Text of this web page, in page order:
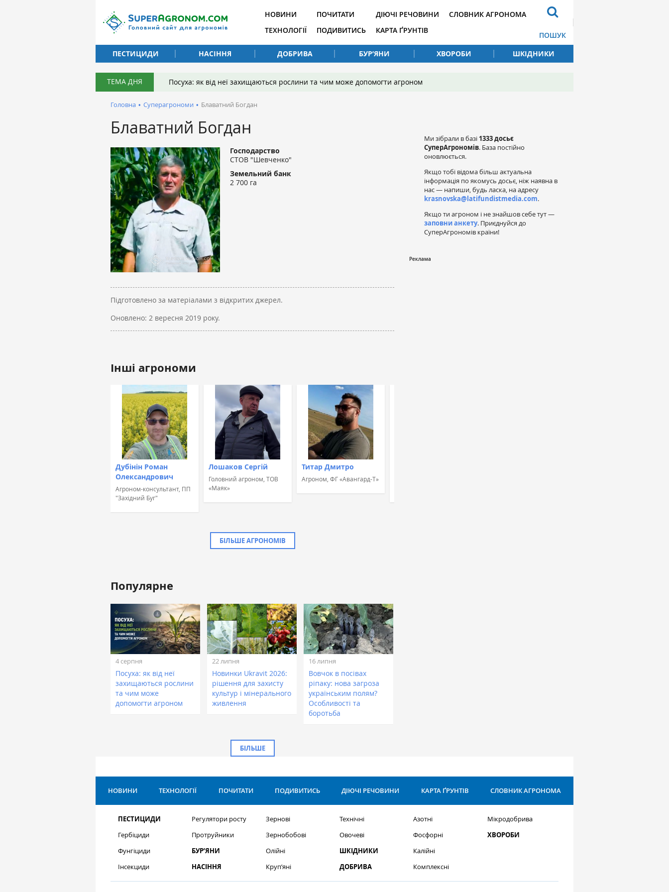
НОВИНИ
ТЕХНОЛОГІЇ
ПОЧИТАТИ
ПОДИВИТИСЬ
ДІЮЧІ РЕЧОВИНИ
КАРТА ҐРУНТІВ
СЛОВНИК АГРОНОМА
ПОШУК
ПЕСТИЦИДИ
НАСІННЯ ДОБРИВА БУР’ЯНИ ХВОРОБИ ШКІДНИКИ
ТЕМА ДНЯ Посуха: як від неї захищаються рослини та чим може допомогти агроном
Головна • Суперагрономи • Блаватний Богдан
Блаватний Богдан
Господарство
СТОВ "Шевченко"
Земельний банк
2 700 га
Підготовлено за матеріалами з відкритих джерел.
Оновлено: 2 вересня 2019 року.
Інші агрономи
Дубінін Роман
Олександрович
Агроном-консультант, ПП
"Західний Буг"
Лошаков Сергій
Головний агроном, ТОВ
«Маяк»
Титар Дмитро
Агроном, ФГ «Авангард-Т»
Жовтан Назар
Лінійний агроном, ТОВ
«ТАС Агро Захід» (ТАС
Агро)
БІЛЬШЕ АГРОНОМІВ
Популярне
4 серпня
Посуха: як від неї
захищаються рослини
та чим може
допомогти агроном
22 липня
Новинки Ukravit 2026:
рішення для захисту
культур і мінерального
живлення
16 липня
Вовчок в посівах
ріпаку: нова загроза
українським полям?
Особливості та
боротьба
БІЛЬШЕ
Ми зібрали в базі 1333 досьє
СуперАгрономів. База постійно
оновлюється.
Якщо тобі відома більш актуальна
інформація по якомусь досьє, ніж наявна в
нас — напиши, будь ласка, на адресу
krasnovska@latifundistmedia.com.
Якщо ти агроном і не знайшов себе тут —
заповни анкету. Приєднуйся до
СуперАгрономів країни!
НОВИНИ ТЕХНОЛОГІЇ ПОЧИТАТИ ПОДИВИТИСЬ ДІЮЧІ РЕЧОВИНИ КАРТА ҐРУНТІВ СЛОВНИК АГРОНОМА
ПЕСТИЦИДИ
Гербіциди
Фунгіциди
Інсекциди
Регулятори росту
Протруйники
БУР’ЯНИ
НАСІННЯ
Зернові
Зернобобові
Олійні
Круп’яні
Технічні
Овочеві
ШКІДНИКИ
ДОБРИВА
Азотні
Фосфорні
Калійні
Комплексні
Мікродобрива
ХВОРОБИ